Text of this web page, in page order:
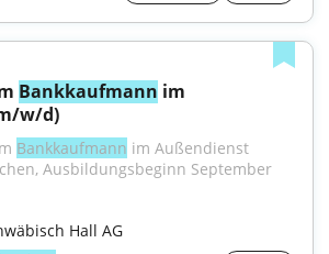
Bankkaufmann im
w/d)
Bankkaufmann im Außendienst
Ausbildungsbeginn September
Hall AG